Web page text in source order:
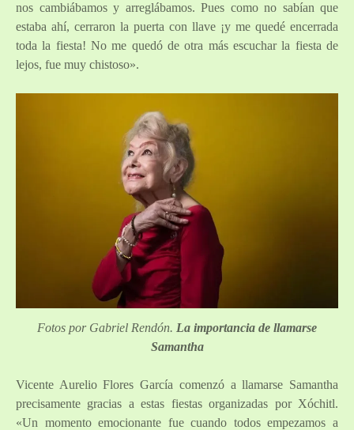
nos cambiábamos y arreglábamos. Pues como no sabían que
estaba ahí, cerraron la puerta con llave ¡y me quedé encerrada
toda la fiesta! No me quedó de otra más escuchar la fiesta de
lejos, fue muy chistoso».
Fotos por Gabriel Rendón. La importancia de llamarse
Samantha
Vicente Aurelio Flores García comenzó a llamarse Samantha
precisamente gracias a estas fiestas organizadas por Xóchitl.
«Un momento emocionante fue cuando todos empezamos a